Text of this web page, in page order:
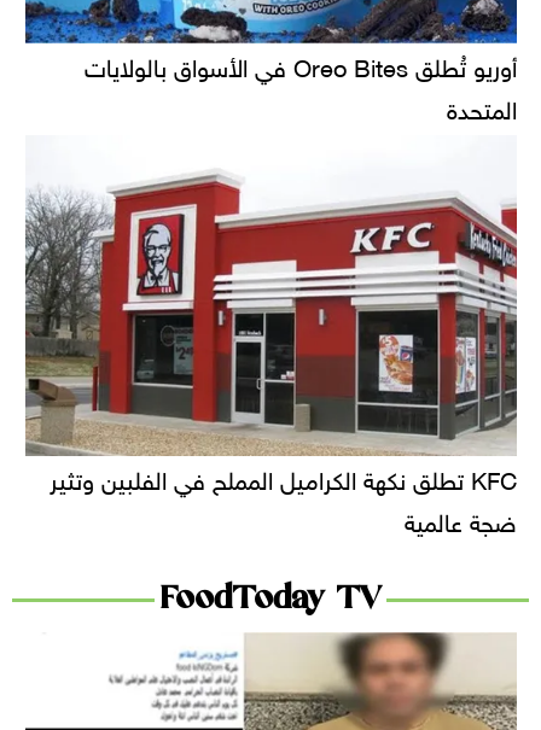
أوريو تُطلق Oreo Bites في الأسواق بالولايات
المتحدة
KFC تطلق نكهة الكراميل المملح في الفلبين وتثير
ضجة عالمية
FoodToday TV